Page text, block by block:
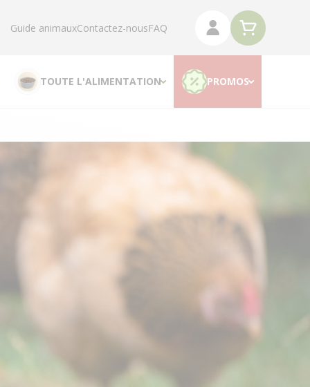
Guide animauxContactez-nousFAQ
TOUTE L'ALIMENTATION PROMOS